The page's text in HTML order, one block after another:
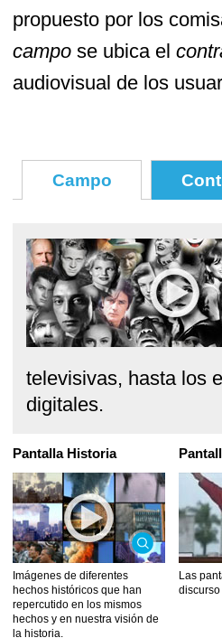
propuesto por los
campo se ubica el
audiovisual de los
Campo
televisivas, hasta los
digitales.
Pantalla Historia
Imágenes de diferentes
hechos históricos que han
repercutido en los mismos
hechos y en nuestra visión de
la historia.
Las